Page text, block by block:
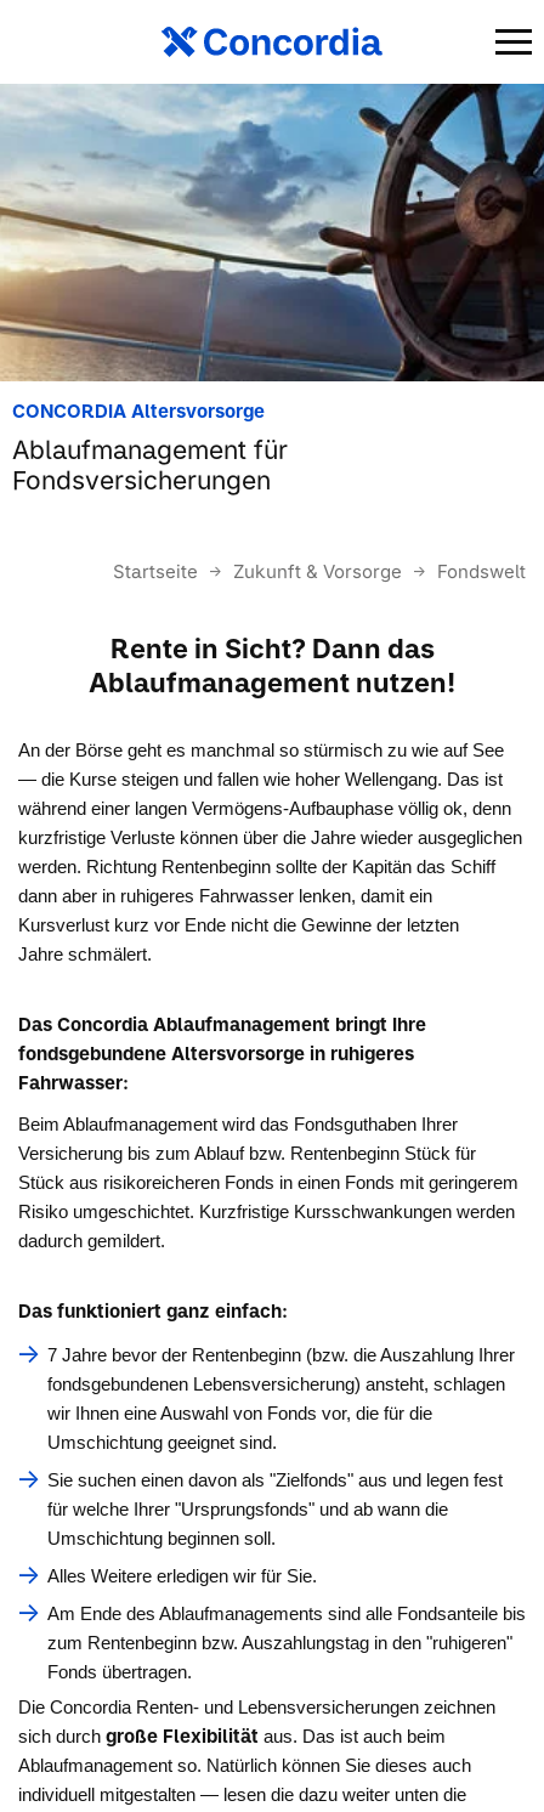
CONCORDIA Altersvorsorge
Ablaufmanagement für
Fondsversicherungen
Startseite Zukunft & Vorsorge Fondswelt
Rente in Sicht? Dann das
Ablaufmanagement nutzen!
An der Börse geht es manchmal so stürmisch zu wie auf See
— die Kurse steigen und fallen wie hoher Wellengang. Das ist
während einer langen Vermögens-Aufbauphase völlig ok, denn
kurzfristige Verluste können über die Jahre wieder ausgeglichen
werden. Richtung Rentenbeginn sollte der Kapitän das Schiff
dann aber in ruhigeres Fahrwasser lenken, damit ein
Kursverlust kurz vor Ende nicht die Gewinne der letzten
Jahre schmälert.
Das Concordia Ablaufmanagement bringt Ihre
fondsgebundene Altersvorsorge in ruhigeres
Fahrwasser:
Beim Ablaufmanagement wird das Fondsguthaben Ihrer
Versicherung bis zum Ablauf bzw. Rentenbeginn Stück für
Stück aus risikoreicheren Fonds in einen Fonds mit geringerem
Risiko umgeschichtet. Kurzfristige Kursschwankungen werden
dadurch gemildert.
Das funktioniert ganz einfach:
7 Jahre bevor der Rentenbeginn (bzw. die Auszahlung Ihrer
fondsgebundenen Lebensversicherung) ansteht, schlagen
wir Ihnen eine Auswahl von Fonds vor, die für die
Umschichtung geeignet sind.
Sie suchen einen davon als "Zielfonds" aus und legen fest
für welche Ihrer "Ursprungsfonds" und ab wann die
Umschichtung beginnen soll.
Alles Weitere erledigen wir für Sie.
Am Ende des Ablaufmanagements sind alle Fondsanteile bis
zum Rentenbeginn bzw. Auszahlungstag in den "ruhigeren"
Fonds übertragen.
Die Concordia Renten- und Lebensversicherungen zeichnen
sich durch große Flexibilität aus. Das ist auch beim
Ablaufmanagement so. Natürlich können Sie dieses auch
individuell mitgestalten — lesen die dazu weiter unten die